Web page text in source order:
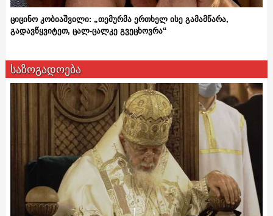
ციცინო კობიაშვილი: „თემურმა ერთხელ ისე გამამწარა,
გადავწყვიტეთ, ცალ-ცალკე გვეცხოვრა“
საზოგადოება